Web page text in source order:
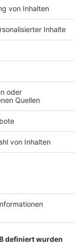
Hotline